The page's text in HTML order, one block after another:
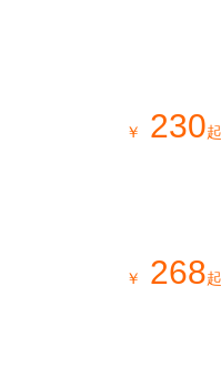
￥ 230起
￥ 268起